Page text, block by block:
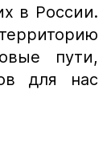
в России.
пути,
для нас